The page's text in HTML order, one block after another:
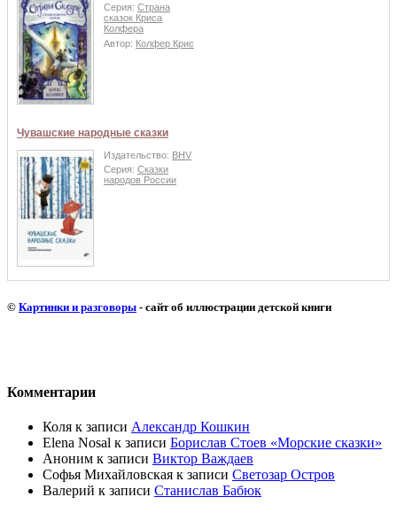
Серия: Страна
сказок Криса
Колфера
Автор: Колфер Крис
Чувашские народные сказки
Издательство: BHV
Серия: Сказки
народов России
© Картинки и разговоры - сайт об иллюстрации детской книги
Комментарии
Коля к записи Александр Кошкин
Elena Nosal к записи Борислав Стоев «Морские сказки»
Аноним к записи Виктор Важдаев
Софья Михайловская к записи Светозар Остров
Валерий к записи Станислав Бабюк